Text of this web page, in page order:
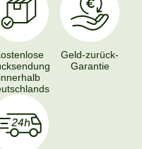
innerhalb
Geld-zurück-
Garantie